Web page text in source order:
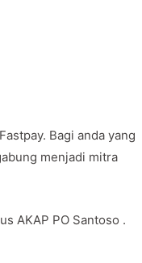
Bagi anda yang
menjadi mitra
AKAP PO Santoso .